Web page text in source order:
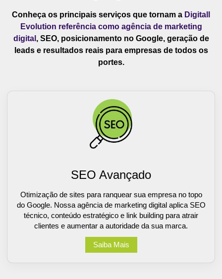
Conheça os principais serviços que tornam a Digitall
Evolution referência como agência de marketing
digital , SEO, posicionamento no Google, geração de
leads e resultados reais para empresas de todos os
portes.
SEO Avançado
Otimização de sites para ranquear sua empresa no topo
do Google. Nossa agência de marketing digital aplica SEO
técnico, conteúdo estratégico e link building para atrair
clientes e aumentar a autoridade da sua marca.
Saiba Mais